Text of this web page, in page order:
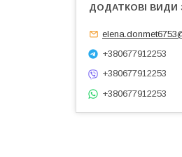
+380677912253
+380677912253
+380677912253